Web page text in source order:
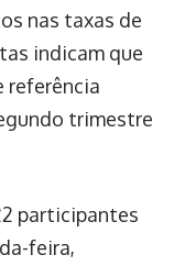
nas taxas de
indicam que
referência
trimestre
participantes
feira,